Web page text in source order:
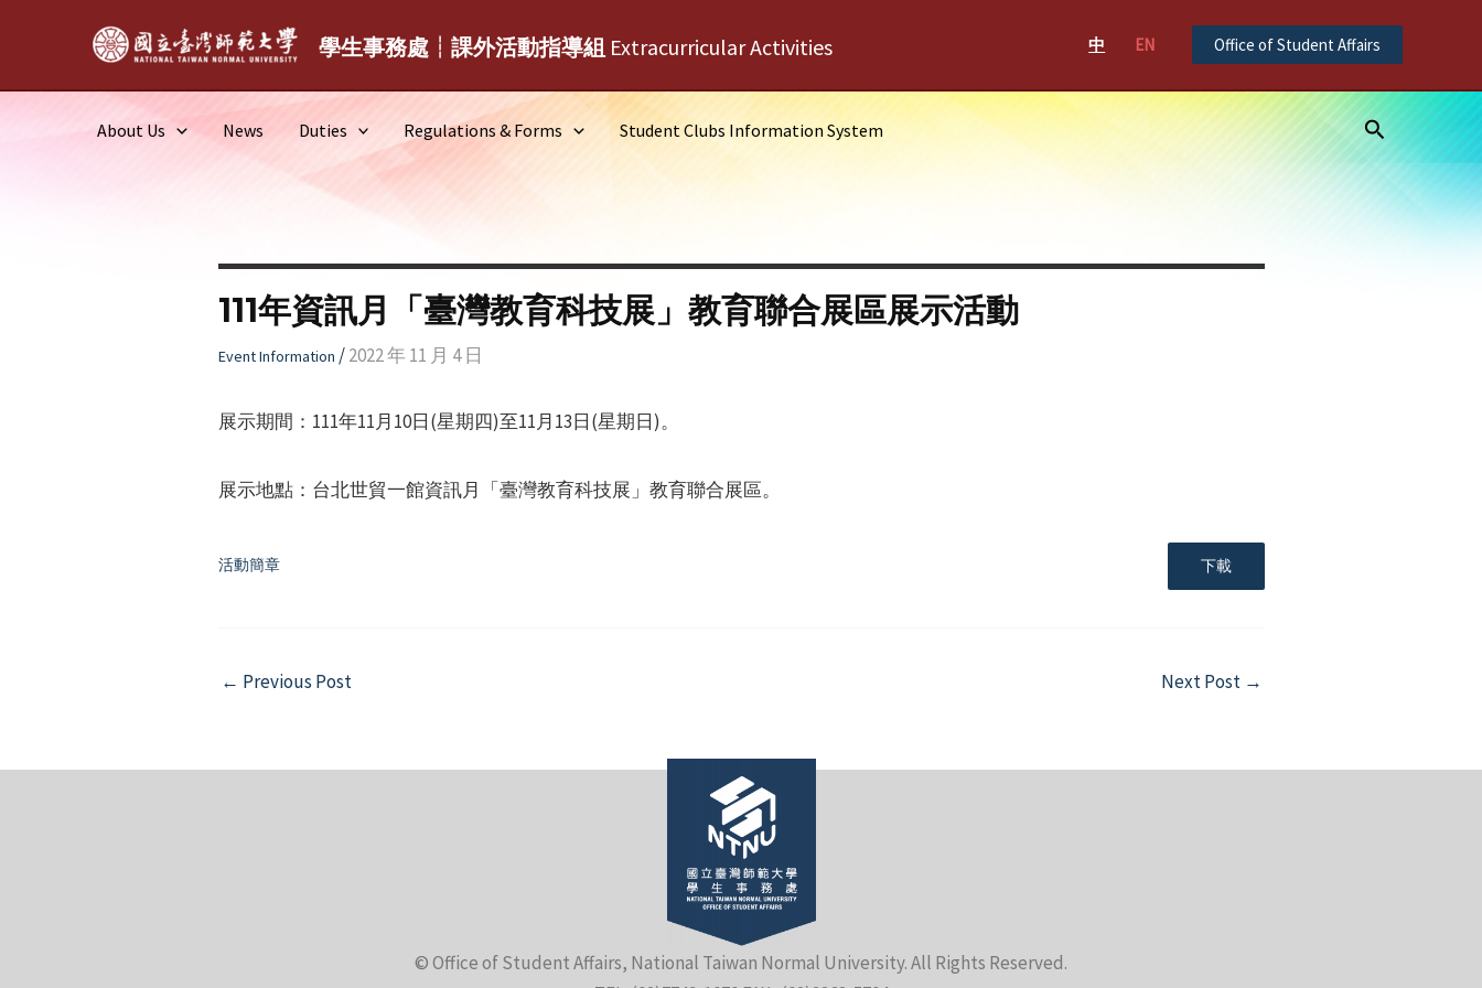
學生事務處┆課外活動指導組 Extracurricular Activities 中 EN Office of Student Affairs
About Us News Duties Regulations & Forms Student Clubs Information System Search
​111年資訊月「臺灣教育科技展」教育聯合展區展示活動
Event Information /2022 年 11 月 4 日
展示期間：111年11月10日(星期四)至11月13日(星期日)。
展示地點：台北世貿一館資訊月「臺灣教育科技展」教育聯合展區。
活動簡章 下載
Post
← Previous Post Next Post →
© Office of Student Affairs, National Taiwan Normal University. All Rights Reserved.